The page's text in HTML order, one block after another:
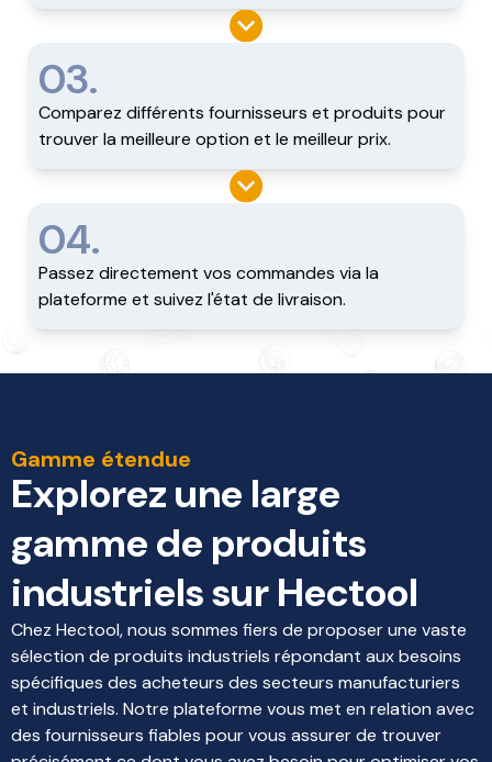
03.
Comparez différents fournisseurs et produits pour
trouver la meilleure option et le meilleur prix.
04.
Passez directement vos commandes via la
plateforme et suivez l'état de livraison.
Gamme étendue
Explorez une large
gamme de produits
industriels sur Hectool
Chez Hectool, nous sommes fiers de proposer une vaste
sélection de produits industriels répondant aux besoins
spécifiques des acheteurs des secteurs manufacturiers
et industriels. Notre plateforme vous met en relation avec
des fournisseurs fiables pour vous assurer de trouver